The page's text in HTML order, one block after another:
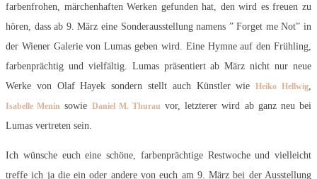
farbenfrohen, märchenhaften Werken gefunden hat, den wird es freuen zu
hören, dass ab 9. März eine Sonderausstellung namens ” Forget me Not” in
der Wiener Galerie von Lumas geben wird. Eine Hymne auf den Frühling,
farbenprächtig und vielfältig. Lumas präsentiert ab März nicht nur neue
Werke von Olaf Hayek sondern stellt auch Künstler wieHeiko Hellwig
Isabelle Menin sowie Daniel M. Thurau vor, letzterer wird ab ganz neu bei
Lumas vertreten sein.
Ich wünsche euch eine schöne, farbenprächtige Restwoche und vielleicht
treffe ich ja die ein oder andere von euch am 9. März bei der Ausstellung